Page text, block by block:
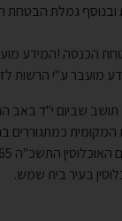
ובנוסף גמלת הבטחת
הכנסה !המידע
מועבר ע"י הרשות
המקומית
בעיר בית שמש.